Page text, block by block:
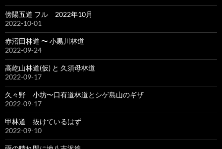
傍陽五道 フル 2022年10月
2022-10-01
赤沼田林道 〜 小黒川林道
2022-09-24
高屹山林道(仮) と 久須母林道
2022-09-17
久々野 小坊〜口有道林道とシゲ島山のギザ
2022-09-17
甲林道 抜けているはず
2022-09-10